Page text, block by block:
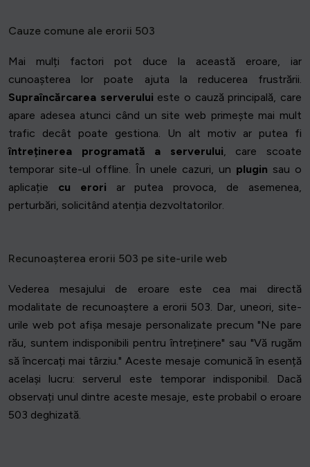
Cauze comune ale erorii 503
Mai mulți factori pot duce la această eroare, iar
cunoașterea lor poate ajuta la reducerea frustrării.
Supraîncărcarea serverului este o cauză principală, care
apare adesea atunci când un site web primește mai mult
trafic decât poate gestiona. Un alt motiv ar putea fi
întreținerea programată a serverului, care scoate
temporar site-ul offline. În unele cazuri, un plugin sau o
aplicație cu erori ar putea provoca, de asemenea,
perturbări, solicitând atenția dezvoltatorilor.
Recunoașterea erorii 503 pe site-urile web
Vederea mesajului de eroare este cea mai directă
modalitate de recunoaștere a erorii 503. Dar, uneori, site-
urile web pot afișa mesaje personalizate precum "Ne pare
rău, suntem indisponibili pentru întreținere" sau "Vă rugăm
să încercați mai târziu." Aceste mesaje comunică în esență
același lucru: serverul este temporar indisponibil. Dacă
observați unul dintre aceste mesaje, este probabil o eroare
503 deghizată.